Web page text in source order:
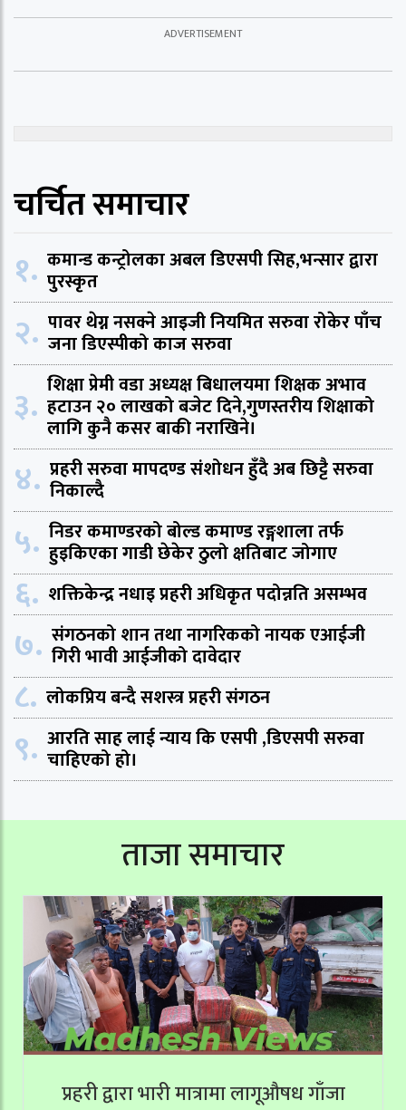
चर्चित समाचार
१. कमान्ड कन्ट्रोलका अबल डिएसपी सिह,भन्सार द्वारा
पुरस्कृत
२. पावर थेग्न नसक्ने आइजी नियमित सरुवा रोकेर पाँच
जना डिएस्पीको काज सरुवा
३. शिक्षा प्रेमी वडा अध्यक्ष बिधालयमा शिक्षक अभाव
हटाउन २० लाखको बजेट दिने,गुणस्तरीय शिक्षाको
लागि कुनै कसर बाकी नराखिने।
४. प्रहरी सरुवा मापदण्ड संशोधन हुँदै अब छिट्टै सरुवा
निकाल्दै
५. निडर कमाण्डरको बोल्ड कमाण्ड रङ्गशाला तर्फ
हुइकिएका गाडी छेकेर ठुलो क्षतिबाट जोगाए
६. शक्तिकेन्द्र नधाइ प्रहरी अधिकृत पदोन्नति असम्भव
७. संगठनको शान तथा नागरिकको नायक एआईजी
गिरी भावी आईजीको दावेदार
८. लोकप्रिय बन्दै सशस्त्र प्रहरी संगठन
९. आरति साह लाई न्याय कि एसपी ,डिएसपी सरुवा
चाहिएको हो।
ताजा समाचार
प्रहरी द्वारा भारी मात्रामा लागूऔषध गाँजा